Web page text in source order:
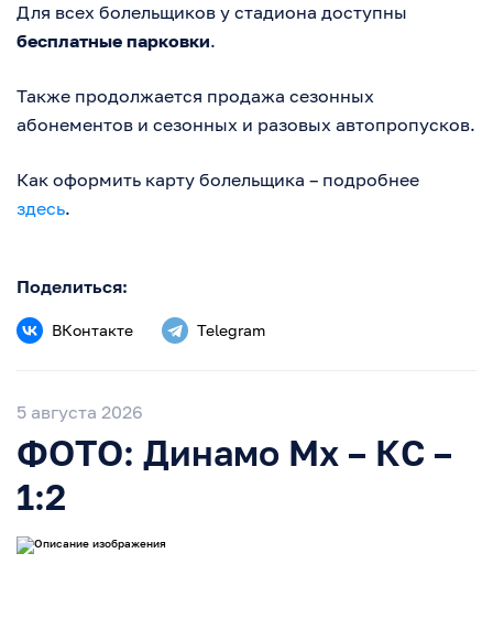
Для всех болельщиков у стадиона доступны
бесплатные парковки.
Также продолжается продажа сезонных
абонементов и сезонных и разовых автопропусков.
Как оформить карту болельщика – подробнее
здесь.
Поделиться:
ВКонтакте Telegram
5 августа 2026
ФОТО: Динамо Мх – КС –
1:2